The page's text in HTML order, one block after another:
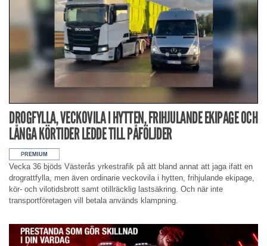
DROGFYLLA, VECKOVILA I HYTTEN, FRIHJULANDE EKIPAGE OCH
LÅNGA KÖRTIDER LEDDE TILL PÅFÖLJDER
Vecka 36 bjöds Västerås yrkestrafik på att bland annat att jaga ifatt en
drograttfylla, men även ordinarie veckovila i hytten, frihjulande ekipage,
kör- och vilotidsbrott samt otillräcklig lastsäkring. Och när inte
transportföretagen vill betala används klampning.